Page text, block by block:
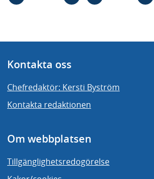
Kontakta oss
Chefredaktör: Kersti Byström
Kontakta redaktionen
Om webbplatsen
Tillgänglighetsredogörelse